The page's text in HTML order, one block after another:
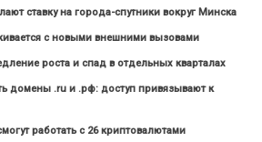
ставку на города-спутники вокруг Минска
с новыми внешними вызовами
роста и спад в отдельных кварталах
домены .ru и .рф: доступ привязывают к
работать с 26 криптовалютами